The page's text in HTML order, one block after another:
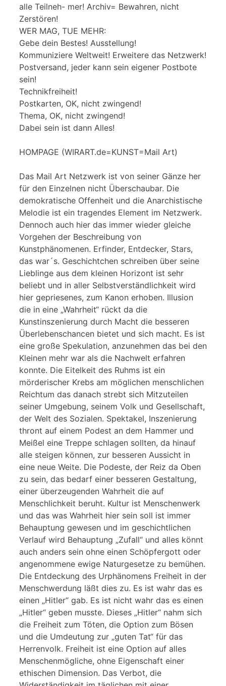
alle Teilneh- mer! Archiv= Bewahren, nicht
Zerstören!
WER MAG, TUE MEHR:
Gebe dein Bestes! Ausstellung!
Kommuniziere Weltweit! Erweitere das Netzwerk!
Postversand, jeder kann sein eigener Postbote
sein!
Technikfreiheit!
Postkarten, OK, nicht zwingend!
Thema, OK, nicht zwingend!
Dabei sein ist dann Alles!
HOMPAGE (WIRART.de=KUNST=Mail Art)
Das Mail Art Netzwerk ist von seiner Gänze her
für den Einzelnen nicht Überschaubar. Die
demokratische Offenheit und die Anarchistische
Melodie ist ein tragendes Element im Netzwerk.
Dennoch auch hier das immer wieder gleiche
Vorgehen der Beschreibung von
Kunstphänomenen. Erfinder, Entdecker, Stars,
das war´s. Geschichtchen schreiben über seine
Lieblinge aus dem kleinen Horizont ist sehr
beliebt und in aller Selbstverständlichkeit wird
hier gepriesenes, zum Kanon erhoben. Illusion
die in eine „Wahrheit“ rückt da die
Kunstinszenierung durch Macht die besseren
Überlebenschancen bietet und sich macht. Es ist
eine große Spekulation, anzunehmen das bei den
Kleinen mehr war als die Nachwelt erfahren
konnte. Die Eitelkeit des Ruhms ist ein
mörderischer Krebs am möglichen menschlichen
Reichtum das danach strebt sich Mitzuteilen
seiner Umgebung, seinem Volk und Gesellschaft,
der Welt des Sozialen. Spektakel, Inszenierung
thront auf einem Podest an dem Hammer und
Meißel eine Treppe schlagen sollten, da hinauf
alle steigen können, zur besseren Aussicht in
eine neue Weite. Die Podeste, der Reiz da Oben
zu sein, das bedarf einer besseren Gestaltung,
einer überzeugenden Wahrheit die auf
Menschlichkeit beruht. Kultur ist Menschenwerk
und das was Wahrheit hier sein soll ist immer
Behauptung gewesen und im geschichtlichen
Verlauf wird Behauptung „Zufall“ und alles könnt
auch anders sein ohne einen Schöpfergott oder
angenommene ewige Naturgesetze zu bemühen.
Die Entdeckung des Urphänomens Freiheit in der
Menschwerdung läßt dies zu. Es ist wahr das es
einen „Hitler“ gab. Es ist nicht wahr das es einen
„Hitler“ geben musste. Dieses „Hitler“ nahm sich
die Freiheit zum Töten, die Option zum Bösen
und die Umdeutung zur „guten Tat“ für das
Herrenvolk. Freiheit ist eine Option auf alles
Menschenmögliche, ohne Eigenschaft einer
ethischen Dimension. Das Verbot, die